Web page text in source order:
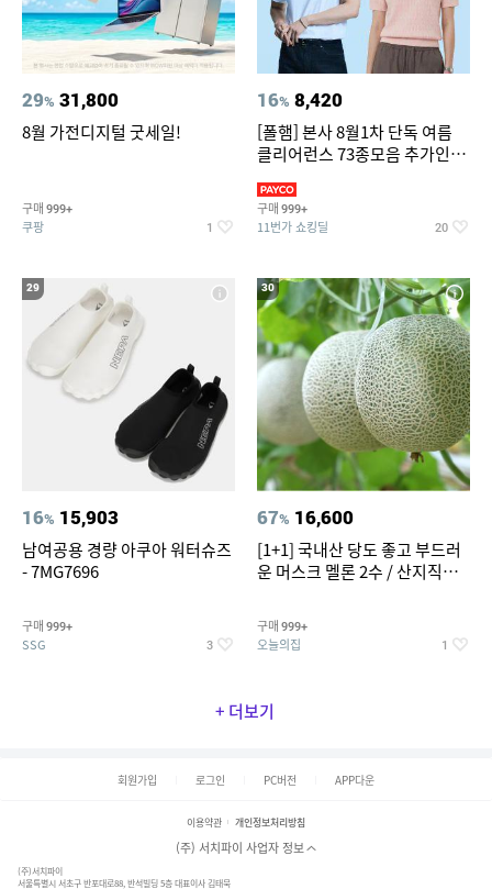
29% 31,800
8월 가전디지털 굿세일!
구매 999+
쿠팡 1
16% 8,420
[폴햄] 본사 8월1차 단독 여름
클리어런스 73종모음 추가인하
구매 999+
11번가 쇼킹딜 20
29
16% 15,903
남여공용 경량 아쿠아 워터슈즈
- 7MG7696
구매 999+
SSG 3
30
67% 16,600
[1+1] 국내산 당도 좋고 부드러
운 머스크 멜론 2수 / 산지직송 x
구매 999+
오늘의집 1
+ 더보기
회원가입 로그인 PC버전 APP다운
이용약관 개인정보처리방침
(주) 서치파이 사업자 정보
(주)서치파이
서울특별시 서초구 반포대로88, 반석빌딩 5층 대표이사 김태묵